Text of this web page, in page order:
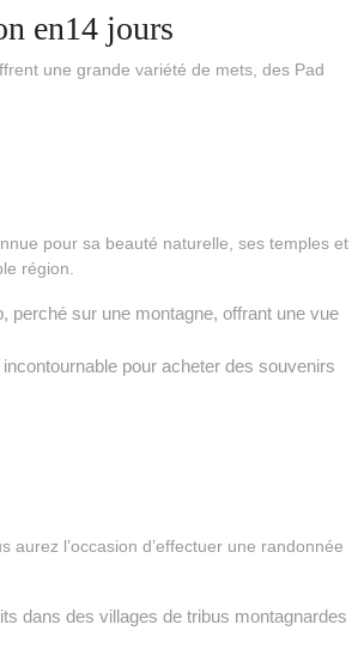
en14 jours
une grande variété de mets, des Pad
pour sa beauté naturelle, ses temples et
région.
perché sur une montagne, offrant une vue
pour acheter des souvenirs
aurez l’occasion d’effectuer une randonnée
dans des villages de tribus montagnardes